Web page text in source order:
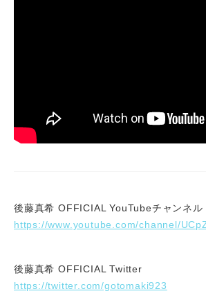
後藤真希 OFFICIAL YouTubeチャンネル
後藤真希 OFFICIAL Twitter
https://twitter.com/gotomaki923